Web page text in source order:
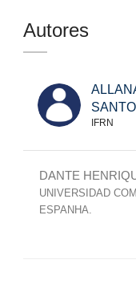
Autores
IFRN
DANTE
UNIVERSIDAD
ESPANHA.